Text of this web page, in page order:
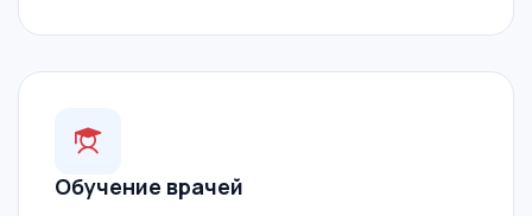
Обучение врачей